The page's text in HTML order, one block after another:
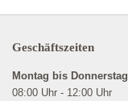
Geschäftszeiten
Montag bis Donnerstag
08:00 Uhr - 12:00 Uhr